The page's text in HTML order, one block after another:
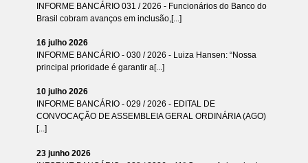
INFORME BANCÁRIO 031 / 2026 - Funcionários do Banco do
Brasil cobram avanços em inclusão,[...]
16 julho 2026
INFORME BANCÁRIO - 030 / 2026 - Luiza Hansen: “Nossa
principal prioridade é garantir a[...]
10 julho 2026
INFORME BANCÁRIO - 029 / 2026 - EDITAL DE
CONVOCAÇÃO DE ASSEMBLEIA GERAL ORDINÁRIA (AGO)
[...]
23 junho 2026